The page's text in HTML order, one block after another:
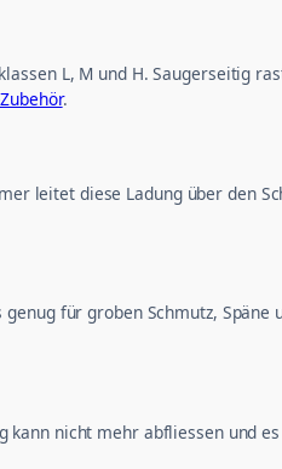
L, M und H. Saugerseitig
Zubehör.
leitet diese Ladung über den
für groben Schmutz,
nicht mehr abfliessen und